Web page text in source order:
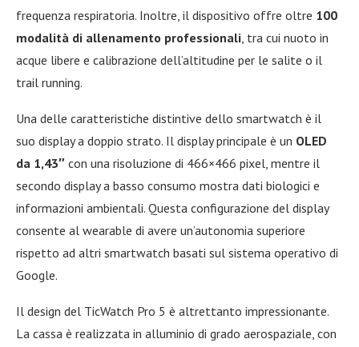
frequenza respiratoria. Inoltre, il dispositivo offre oltre 100
modalità di allenamento professionali, tra cui nuoto in
acque libere e calibrazione dell’altitudine per le salite o il
trail running.
Una delle caratteristiche distintive dello smartwatch è il
suo display a doppio strato. Il display principale è un OLED
da 1,43″ con una risoluzione di 466×466 pixel, mentre il
secondo display a basso consumo mostra dati biologici e
informazioni ambientali. Questa configurazione del display
consente al wearable di avere un’autonomia superiore
rispetto ad altri smartwatch basati sul sistema operativo di
Google.
Il design del TicWatch Pro 5 è altrettanto impressionante.
La cassa è realizzata in alluminio di grado aerospaziale, con